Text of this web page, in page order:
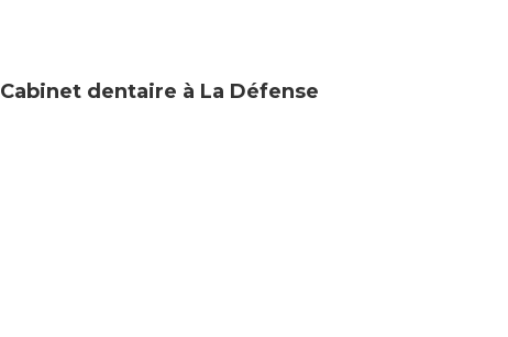
Cabinet dentaire à La Défense